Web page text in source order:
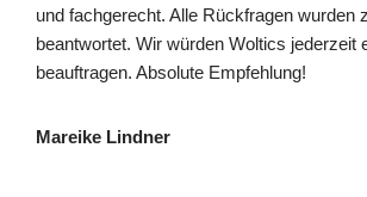
und fachgerecht. Alle Rückfragen wurden
beantwortet. Wir würden Woltics jederzeit
beauftragen. Absolute Empfehlung!
Mareike Lindner